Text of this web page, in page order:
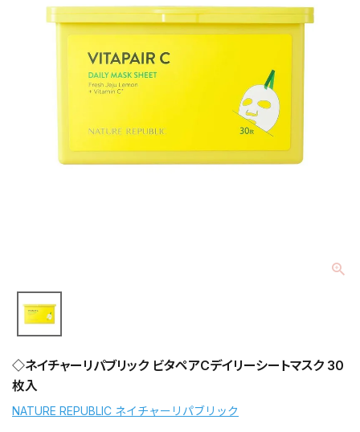
◇ネイチャーリパブリック ビタペアCデイリーシートマスク 30
枚入
NATURE REPUBLIC ネイチャーリパブリック